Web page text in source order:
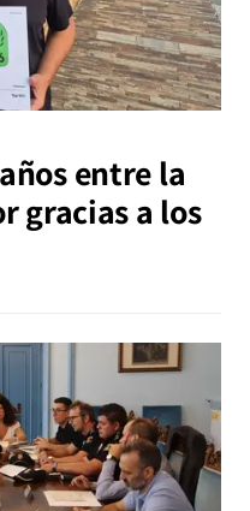
entre la
gracias a los